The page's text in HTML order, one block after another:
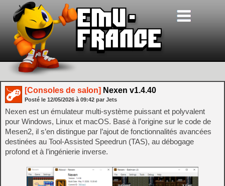
[Consoles de salon] Nexen v1.4.40
Posté le 12/05/2026 à 09:42 par Jets
Nexen est un émulateur multi-système puissant et polyvalent
pour Windows, Linux et macOS. Basé à l’origine sur le code de
Mesen2, il s’en distingue par l’ajout de fonctionnalités avancées
destinées au Tool-Assisted Speedrun (TAS), au débogage
profond et à l’ingénierie inverse.